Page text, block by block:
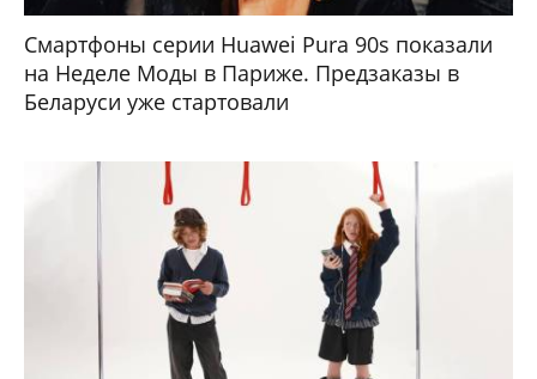
Смартфоны серии Huawei Pura 90s показали
на Неделе Моды в Париже. Предзаказы в
Беларуси уже стартовали